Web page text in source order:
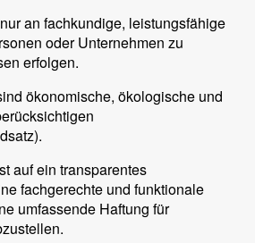
an fachkundige, leistungsfähige
oder Unternehmen zu
erfolgen.
ökonomische, ökologische und
auf ein transparentes
fachgerechte und funktionale
umfassende Haftung für